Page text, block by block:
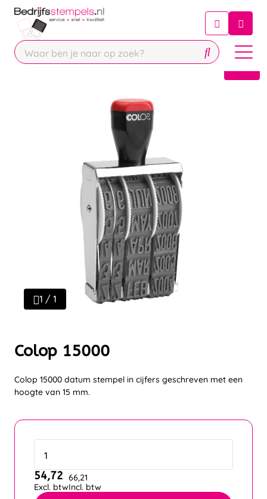
Chatbot
Chat 24/7 met onze chatbot voor
Contact
1 / 1
Colop 15000
Colop 15000 datum stempel in cijfers geschreven met een
hoogte van 15 mm.
54,72
Excl. btw
66,21
Incl. btw